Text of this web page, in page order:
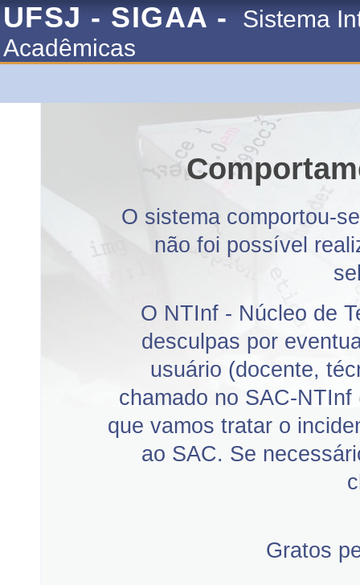
UFSJ - SIGAA -
Sistema
Acadêmicas
O sistema comportou-
não foi possível
O NTInf - Núcleo de
desculpas por
usuário (docente,
chamado no SAC-NTInf
que vamos tratar o
ao SAC. Se
Gratos